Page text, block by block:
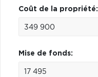
Coût de la propriété:
Mise de fonds: